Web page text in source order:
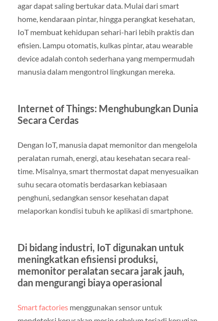
agar dapat saling bertukar data. Mulai dari smart
home, kendaraan pintar, hingga perangkat kesehatan,
IoT membuat kehidupan sehari-hari lebih praktis dan
efisien. Lampu otomatis, kulkas pintar, atau wearable
device adalah contoh sederhana yang mempermudah
manusia dalam mengontrol lingkungan mereka.
Internet of Things: Menghubungkan Dunia
Secara Cerdas
Dengan IoT, manusia dapat memonitor dan mengelola
peralatan rumah, energi, atau kesehatan secara real-
time. Misalnya, smart thermostat dapat menyesuaikan
suhu secara otomatis berdasarkan kebiasaan
penghuni, sedangkan sensor kesehatan dapat
melaporkan kondisi tubuh ke aplikasi di smartphone.
Di bidang industri, IoT digunakan untuk
meningkatkan efisiensi produksi,
memonitor peralatan secara jarak jauh,
dan mengurangi biaya operasional
Smart factoriesmenggunakan sensor untuk